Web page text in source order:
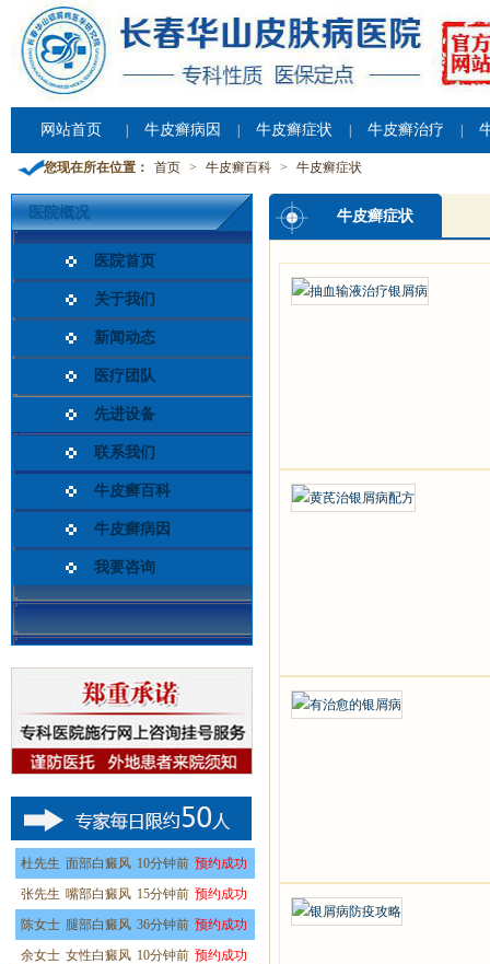
网站首页 牛皮癣病因 牛皮癣症状 牛皮癣治疗
您现在所在位置： 首页 > 牛皮癣百科 > 牛皮癣症状
医院概况
医院首页
关于我们
新闻动态
医疗团队
先进设备
联系我们
牛皮癣百科
牛皮癣病因
我要咨询
杜先生 面部白癜风 10分钟前 预约成功
张先生 嘴部白癜风 15分钟前 预约成功
陈女士 腿部白癜风 36分钟前 预约成功
余女士 女性白癜风 10分钟前 预约成功
牛皮癣症状